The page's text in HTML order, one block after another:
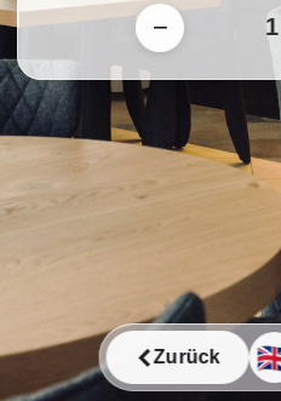
Rosmarinerdäpfeln sowie
ein besonderes Highlight für
Tauchen Sie in unser
trendigen Drinks, chilliger
mit Charme und Herzlichkeit
darauf, Ihren Abend
−
Zurück